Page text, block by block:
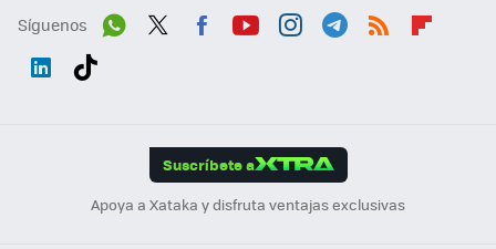
Síguenos
Suscríbete a
Apoya a Xataka y disfruta ventajas exclusivas